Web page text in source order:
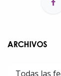
ARCHIVOS